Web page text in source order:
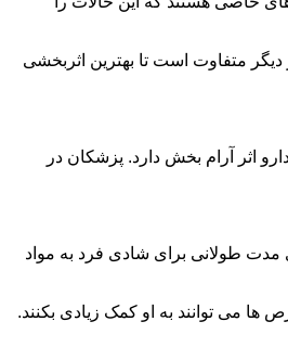
دیگر متفاوت است تا بهترین اثربخشی
اثر آرام بخش دارد. پزشکان در
طولانی برای شادی فرد به مواد
می توانند به او کمک زیادی بکنند.